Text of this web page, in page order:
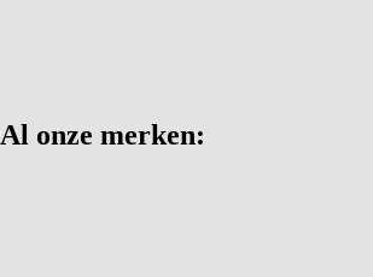
Al onze merken: